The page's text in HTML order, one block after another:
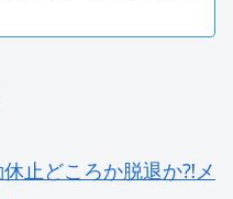
止どころか脱退か⁈メ